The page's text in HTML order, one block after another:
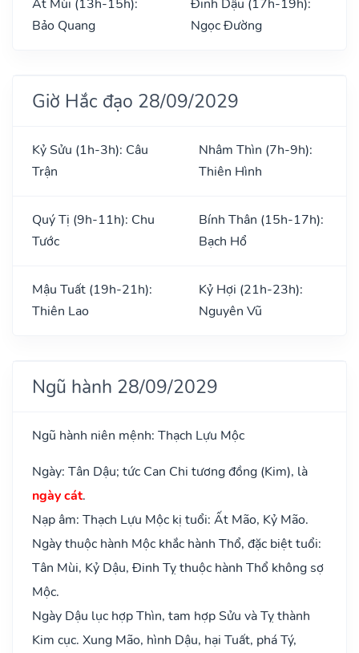
Ất Mùi (13h-15h):
Bảo Quang
Đinh Dậu (17h-19h):
Ngọc Đường
Giờ Hắc đạo 28/09/2029
Kỷ Sửu (1h-3h): Câu
Trận
Nhâm Thìn (7h-9h):
Thiên Hình
Quý Tị (9h-11h): Chu
Tước
Bính Thân (15h-17h):
Bạch Hổ
Mậu Tuất (19h-21h):
Thiên Lao
Kỷ Hợi (21h-23h):
Nguyên Vũ
Ngũ hành 28/09/2029
Ngũ hành niên mệnh: Thạch Lựu Mộc
Ngày: Tân Dậu; tức Can Chi tương đồng (Kim), là
ngày cát.
Nạp âm: Thạch Lựu Mộc kị tuổi: Ất Mão, Kỷ Mão.
Ngày thuộc hành Mộc khắc hành Thổ, đặc biệt tuổi:
Tân Mùi, Kỷ Dậu, Đinh Tỵ thuộc hành Thổ không sợ
Mộc.
Ngày Dậu lục hợp Thìn, tam hợp Sửu và Tỵ thành
Kim cục. Xung Mão, hình Dậu, hại Tuất, phá Tý,